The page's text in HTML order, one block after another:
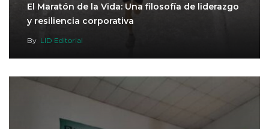
El Maratón de la Vida: Una filosofía de liderazgo
y resiliencia corporativa
By LID Editorial